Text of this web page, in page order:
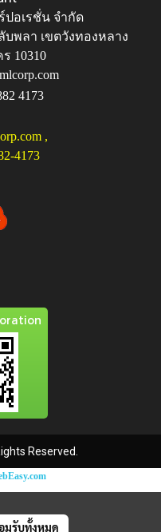
อเรชั่น จำกัด
บพลา เขตวังทองหลาง
10310
4173
,
4173
Reserved.
มรับทั้งหมด